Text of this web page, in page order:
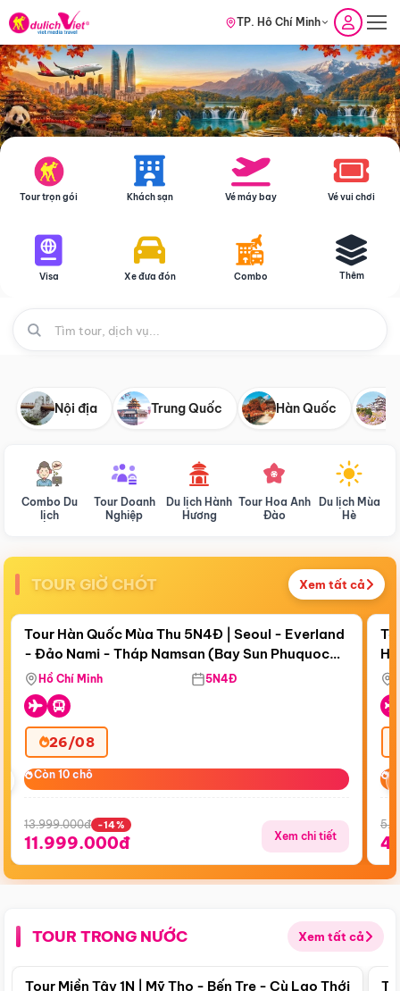
TP. Hồ Chí Minh
Tour trọn gói Khách sạn Vé máy bay Vé vui chơi
Visa Xe đưa đón Combo Thêm
Nội địa Trung Quốc Hàn Quốc
Combo Du
lịch
Tour Doanh
Nghiệp
Du lịch Hành
Hương
Tour Hoa Anh
Đào
Du lịch Mùa
Hè
TOUR GIỜ CHÓT Xem tất cả
Còn18 ngày 10:07:17
Bay Sun Phuquoc Airways
Điểm nổi bật
Tour Hàn Quốc Mùa Thu 5N4Đ | Seoul - Everland
- Đảo Nami - Tháp Namsan (Bay Sun Phuquoc
Airways)
Hồ Chí Minh 5N4Đ
26/08
Còn 10 chỗ
Còn 10 chỗ
13.999.000đ -14%
11.999.000đ Xem chi tiết
TOUR TRONG NƯỚC Xem tất cả
Điểm nổi bật
Tour Miền Tây 1N | Mỹ Tho - Bến Tre - Cù Lao Thới